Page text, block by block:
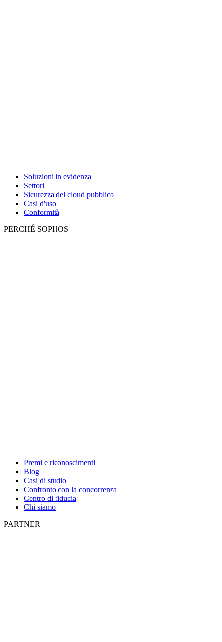
Soluzioni in evidenza
Settori
Sicurezza del cloud pubblico
Casi d'uso
Conformità
PERCHÉ SOPHOS
Premi e riconoscimenti
Blog
Casi di studio
Confronto con la concorrenza
Centro di fiducia
Chi siamo
PARTNER